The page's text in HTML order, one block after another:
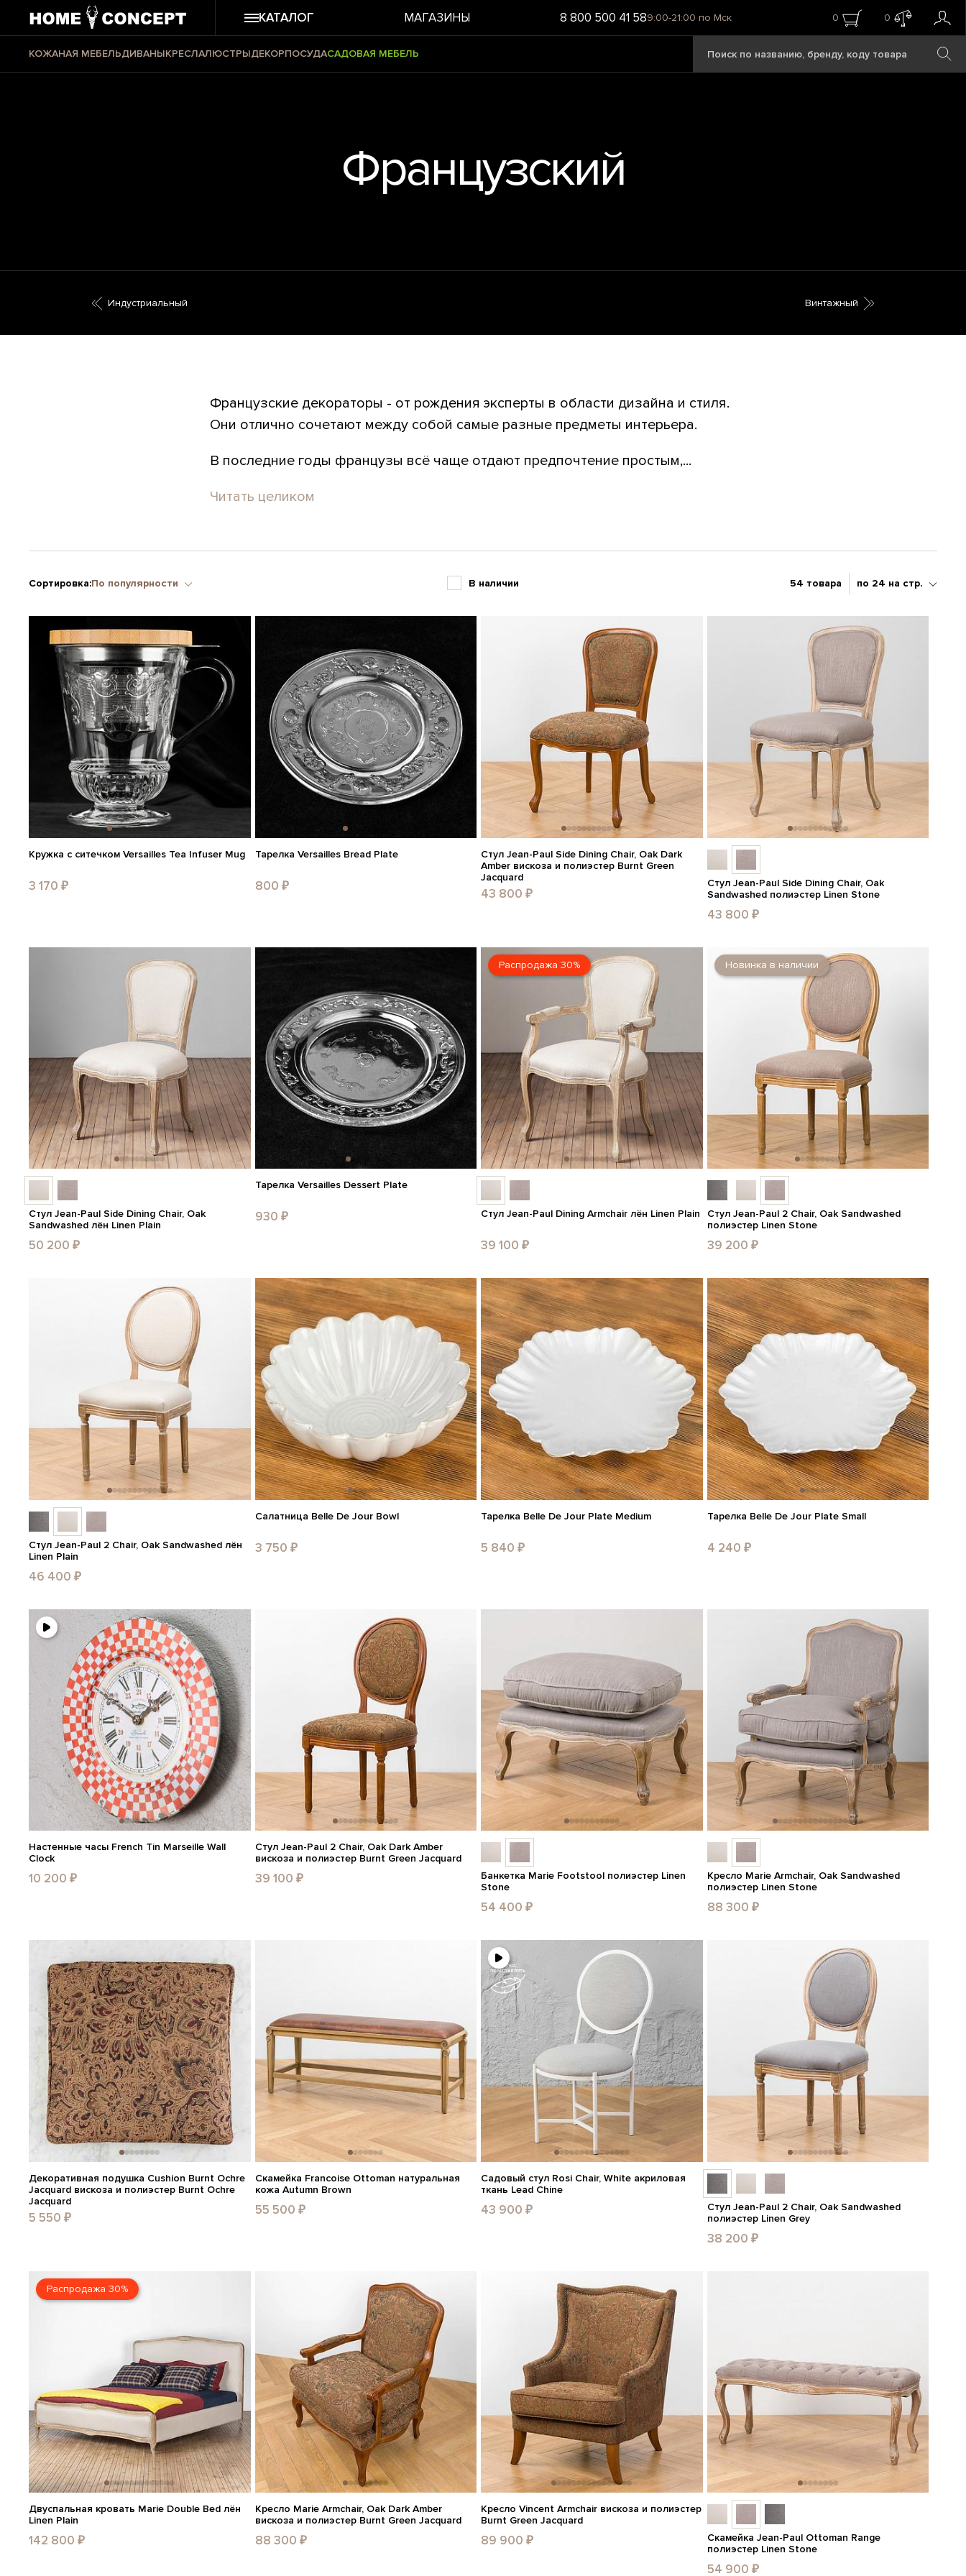
КАТАЛОГ МАГАЗИНЫ 8 800 500 41 589:00-21:00 по Мск 0 0
КОЖАНАЯ МЕБЕЛЬДИВАНЫКРЕСЛАЛЮСТРЫДЕКОРПОСУДАСАДОВАЯ МЕБЕЛЬ
Французский
Индустриальный Винтажный
Французские декораторы - от рождения эксперты в области дизайна и стиля.
Они отлично сочетают между собой самые разные предметы интерьера.
В последние годы французы всё чаще отдают предпочтение простым,...
Читать целиком
Сортировка:По популярности В наличии 54 товара по 24 на стр.
Кружка с ситечком Versailles Tea Infuser Mug
3 170 ₽
Тарелка Versailles Bread Plate
800 ₽
Стул Jean-Paul Side Dining Chair, Oak Dark
Amber вискоза и полиэстер Burnt Green
Jacquard
43 800 ₽
Стул Jean-Paul Side Dining Chair, Oak
Sandwashed полиэстер Linen Stone
43 800 ₽
Стул Jean-Paul Side Dining Chair, Oak
Sandwashed лён Linen Plain
50 200 ₽
Тарелка Versailles Dessert Plate
930 ₽
Распродажа 30%
Стул Jean-Paul Dining Armchair лён Linen Plain
39 100 ₽
Новинка в наличии
Стул Jean-Paul 2 Chair, Oak Sandwashed
полиэстер Linen Stone
39 200 ₽
Стул Jean-Paul 2 Chair, Oak Sandwashed лён
Linen Plain
46 400 ₽
Салатница Belle De Jour Bowl
3 750 ₽
Тарелка Belle De Jour Plate Medium
5 840 ₽
Тарелка Belle De Jour Plate Small
4 240 ₽
Настенные часы French Tin Marseille Wall
Clock
10 200 ₽
Стул Jean-Paul 2 Chair, Oak Dark Amber
вискоза и полиэстер Burnt Green Jacquard
39 100 ₽
Банкетка Marie Footstool полиэстер Linen
Stone
54 400 ₽
Кресло Marie Armchair, Oak Sandwashed
полиэстер Linen Stone
88 300 ₽
Декоративная подушка Cushion Burnt Ochre
Jacquard вискоза и полиэстер Burnt Ochre
Jacquard
5 550 ₽
Скамейка Francoise Ottoman натуральная
кожа Autumn Brown
55 500 ₽
Садовый стул Rosi Chair, White акриловая
ткань Lead Chine
43 900 ₽
Стул Jean-Paul 2 Chair, Oak Sandwashed
полиэстер Linen Grey
38 200 ₽
Распродажа 30%
Двуспальная кровать Marie Double Bed лён
Linen Plain
142 800 ₽
Кресло Marie Armchair, Oak Dark Amber
вискоза и полиэстер Burnt Green Jacquard
88 300 ₽
Кресло Vincent Armchair вискоза и полиэстер
Burnt Green Jacquard
89 900 ₽
Скамейка Jean-Paul Ottoman Range
полиэстер Linen Stone
54 900 ₽